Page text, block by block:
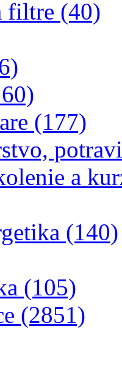
filtre (40)
(177)
a
(140)
(105)
(2851)